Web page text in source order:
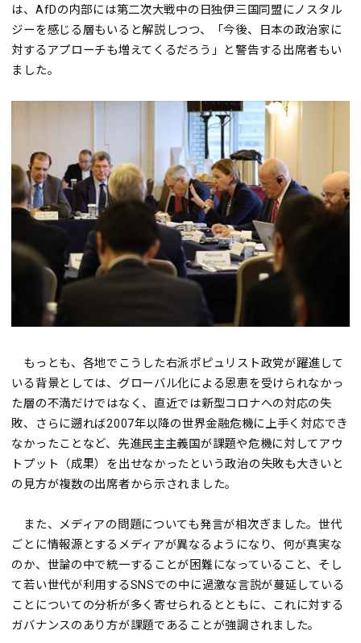
は、AfDの内部には第二次大戦中の日独伊三国同盟にノスタル
ジーを感じる層もいると解説しつつ、「今後、日本の政治家に
対するアプローチも増えてくるだろう」と警告する出席者もい
ました。
もっとも、各地でこうした右派ポピュリスト政党が躍進して
いる背景としては、グローバル化による恩恵を受けられなかっ
た層の不満だけではなく、直近では新型コロナへの対応の失
敗、さらに遡れば2007年以降の世界金融危機に上手く対応でき
なかったことなど、先進民主主義国が課題や危機に対してアウ
トプット（成果）を出せなかったという政治の失敗も大きいと
の見方が複数の出席者から示されました。
また、メディアの問題についても発言が相次ぎました。世代
ごとに情報源とするメディアが異なるようになり、何が真実な
のか、世論の中で統一することが困難になっていること、そし
て若い世代が利用するSNSでの中に過激な言説が蔓延している
ことについての分析が多く寄せられるとともに、これに対する
ガバナンスのあり方が課題であることが強調されました。